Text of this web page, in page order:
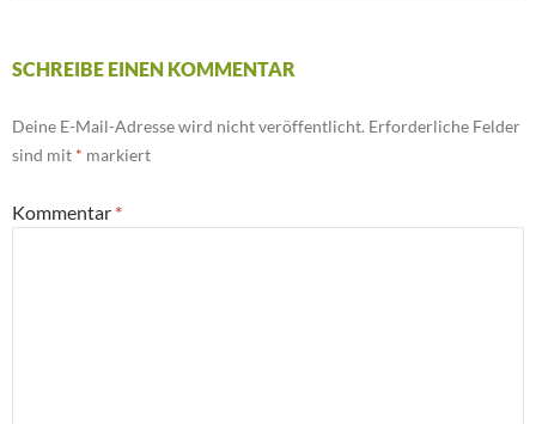
SCHREIBE EINEN KOMMENTAR
Deine E-Mail-Adresse wird nicht veröffentlicht. Erforderliche Felder
sind mit * markiert
Kommentar *